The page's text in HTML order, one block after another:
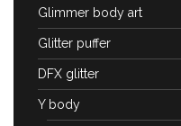
Glimmer body art
Glitter puffer
DFX glitter
Y body